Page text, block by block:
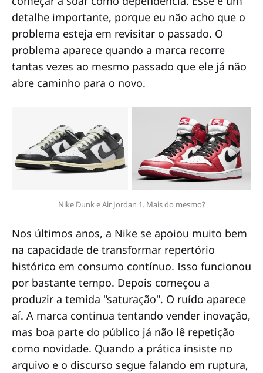
detalhe importante, porque eu não acho que o
problema esteja em revisitar o passado. O
problema aparece quando a marca recorre
tantas vezes ao mesmo passado que ele já não
abre caminho para o novo.
Nike Dunk e Air Jordan 1. Mais do mesmo?
Nos últimos anos, a Nike se apoiou muito bem
na capacidade de transformar repertório
histórico em consumo contínuo. Isso funcionou
por bastante tempo. Depois começou a
produzir a temida "saturação". O ruído aparece
aí. A marca continua tentando vender inovação,
mas boa parte do público já não lê repetição
como novidade. Quando a prática insiste no
arquivo e o discurso segue falando em ruptura,